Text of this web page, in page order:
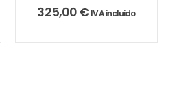
325,00€ IVA incluido